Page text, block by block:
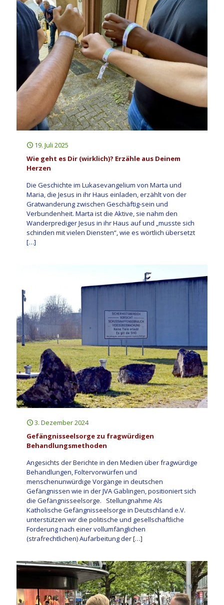
19. Juli 2025
Wie geht es Dir (wirklich)? Erzähle aus Deinem
Herzen
Die Geschichte im Lukasevangelium von Marta und
Maria, die Jesus in ihr Haus einladen, erzählt von der
Gratwanderung zwischen Geschäftig-sein und
Verbundenheit. Marta ist die Aktive, sie nahm den
Wanderprediger Jesus in ihr Haus auf und „musste sich
schinden mit vielen Diensten“, wie es wörtlich übersetzt
[…]
3. Dezember 2024
Gefängnisseelsorge zu fragwürdigen
Behandlungsmethoden
Angesichts der Berichte in den Medien über fragwürdige
Behandlungen, Foltervorwürfen und
menschenunwürdige Vorgänge in deutschen
Gefängnissen wie in der JVA Gablingen, positioniert sich
die Gefängnisseelsorge. Stellungnahme Als
Katholische Gefängnisseelsorge in Deutschland e.V.
unterstützen wir die politische und gesellschaftliche
Forderung nach einer vollumfänglichen
(strafrechtlichen) Aufarbeitung der[…]